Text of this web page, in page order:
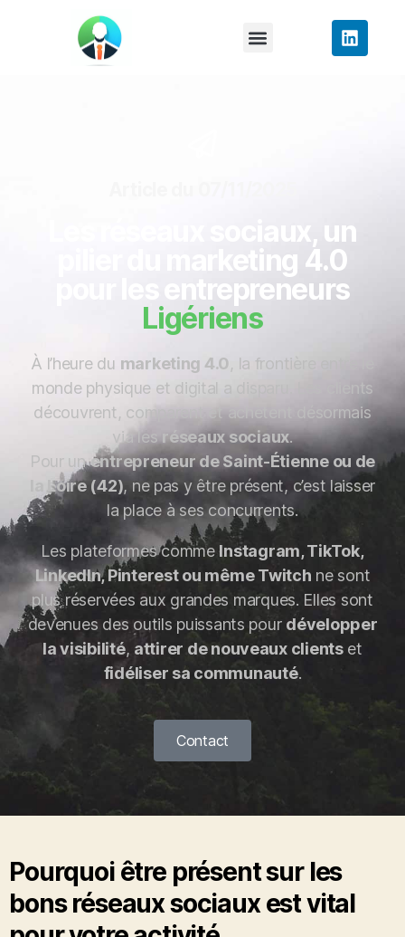
Les réseaux sociaux, un
pilier du marketing 4.0
pour les entrepreneurs
Ligériens
À l’heure du marketing 4.0, la frontière entre le
monde physique et digital a disparu. Les clients
découvrent, comparent et achètent désormais
via lesréseaux sociaux.
Pour unentrepreneur de Saint-Étienne ou de
la Loire (42), ne pas y être présent, c’est laisser
la place à ses concurrents.
Les plateformes commeInstagram, TikTok,
LinkedIn, Pinterest ou même Twitch ne sont
plus réservées aux grandes marques. Elles sont
devenues des outils puissants pour développer
la visibilité, attirer de nouveaux clientset
fidéliser sa communauté.
Contact
Pourquoi être présent sur les
bons réseaux sociaux est vital